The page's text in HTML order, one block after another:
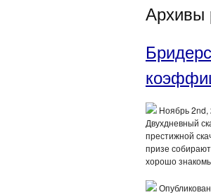
Архивы
Ноябрь 2nd,
Двухдневный
престижной
призе
хорошо